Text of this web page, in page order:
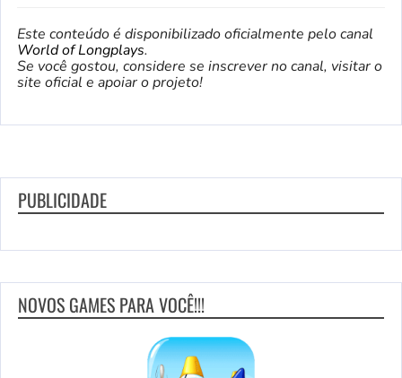
Este conteúdo é disponibilizado oficialmente pelo canal
World of Longplays.
Se você gostou, considere se inscrever no canal, visitar o
site oficial e apoiar o projeto!
PUBLICIDADE
NOVOS GAMES PARA VOCÊ!!!